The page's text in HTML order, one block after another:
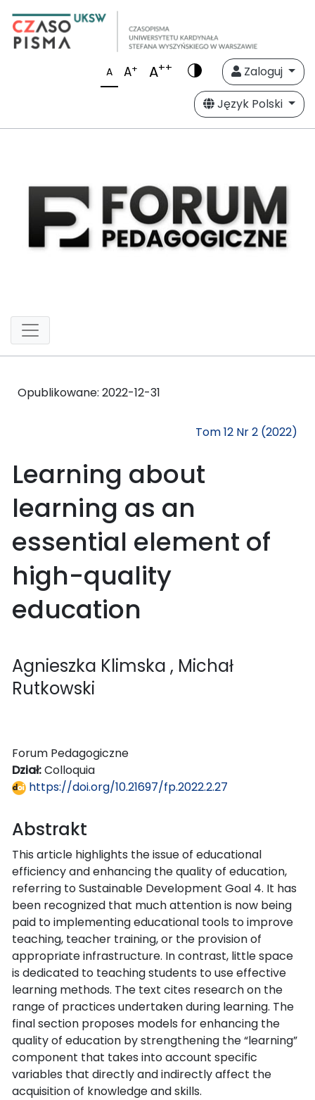
A A+ A++
Zaloguj
Język Polski
Opublikowane: 2022-12-31
Tom 12 Nr 2 (2022)
Learning about
learning as an
essential element of
high-quality
education
Agnieszka Klimska , Michał
Rutkowski
Forum Pedagogiczne
Dział:Colloquia
https://doi.org/10.21697/fp.2022.2.27
Abstrakt
This article highlights the issue of educational
efficiency and enhancing the quality of education,
referring to Sustainable Development Goal 4. It has
been recognized that much attention is now being
paid to implementing educational tools to improve
teaching, teacher training, or the provision of
appropriate infrastructure. In contrast, little space
is dedicated to teaching students to use effective
learning methods. The text cites research on the
range of practices undertaken during learning. The
final section proposes models for enhancing the
quality of education by strengthening the “learning”
component that takes into account specific
variables that directly and indirectly affect the
acquisition of knowledge and skills.